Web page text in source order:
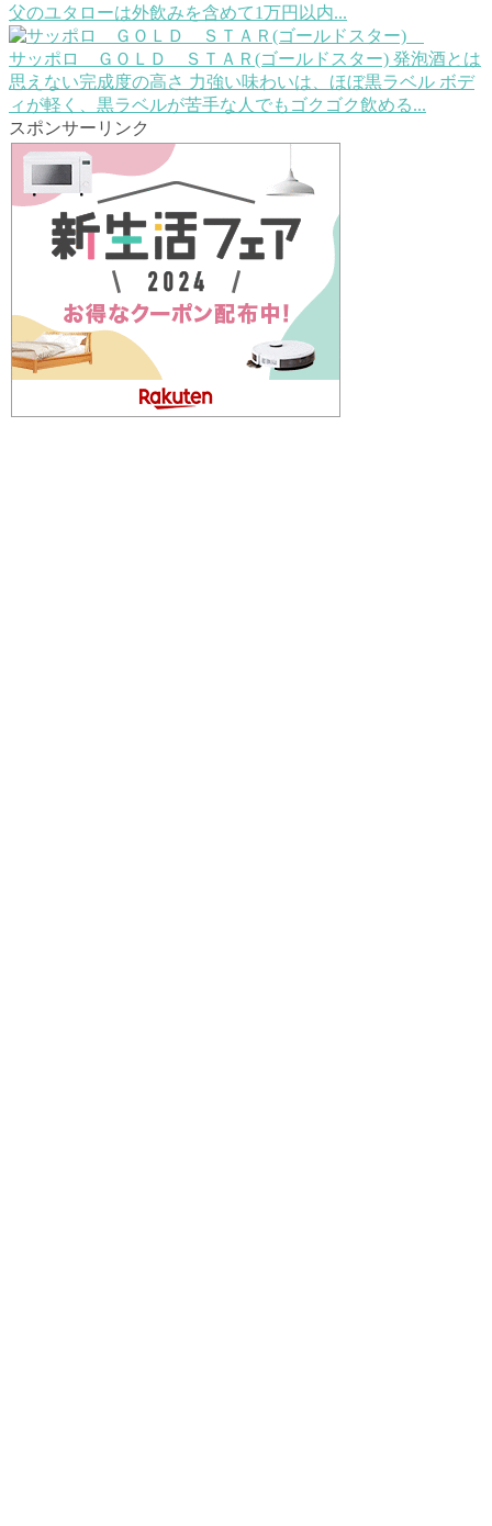
父のユタローは外飲みを含めて1万円以内...
サッポロ ＧＯＬＤ ＳＴＡＲ(ゴールドスター) 発泡酒とは
思えない完成度の高さ 力強い味わいは、ほぼ黒ラベル ボデ
ィが軽く、黒ラベルが苦手な人でもゴクゴク飲める...
スポンサーリンク